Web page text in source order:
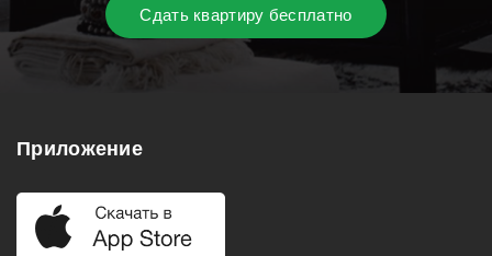
Сдать квартиру бесплатно
Приложение